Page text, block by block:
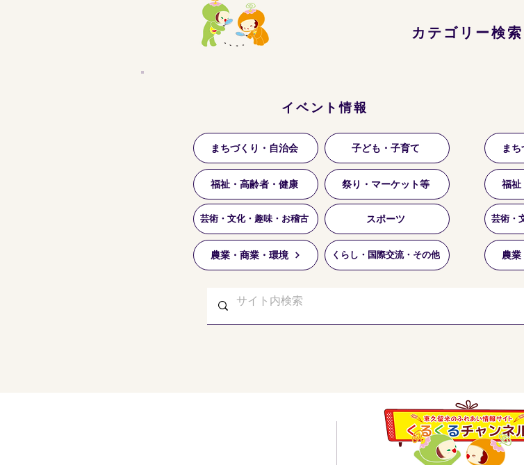
カテゴリー検索
イベント情報
まちづくり・自治会 子ども・子育て
福祉・高齢者・健康
芸術・文化・趣味・お稽古
祭り・マーケット等
スポーツ
農業・商業・環境 くらし・国際交流・その他
ま
福祉
芸術・
農業